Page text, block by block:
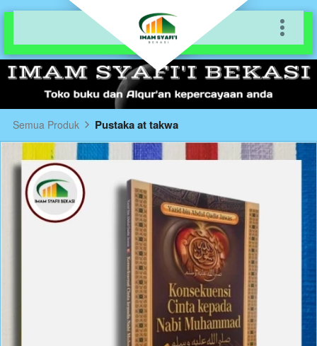
Semua Produk Pustaka at takwa